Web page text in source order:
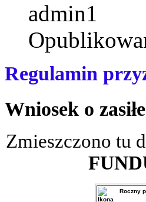
admin1
Regulamin
Wniosek o
Zmieszczono tu
Roczny